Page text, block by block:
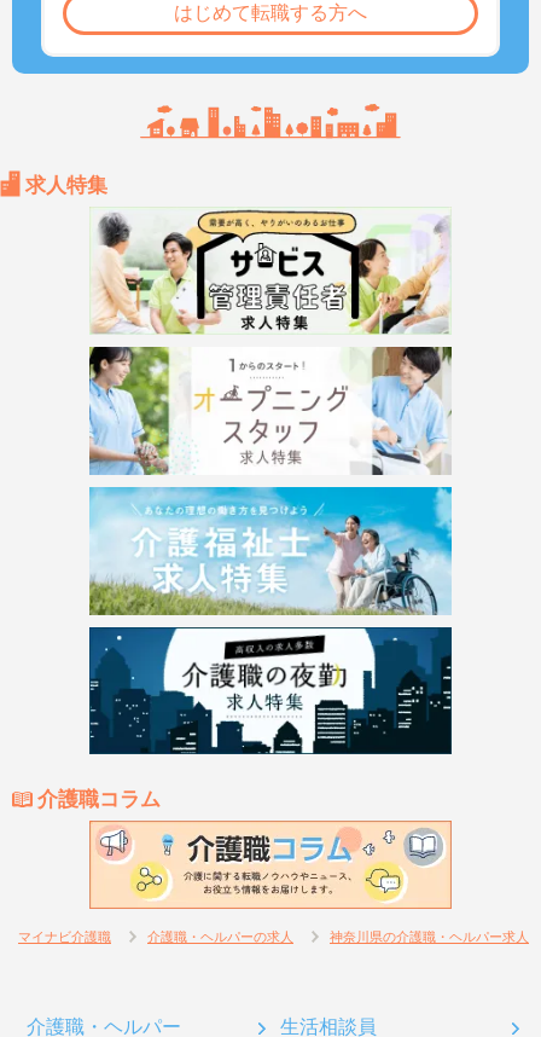
はじめて転職する方へ
求人特集
介護職コラム
マイナビ介護職 介護職・ヘルパーの求人 神奈川県の介護職・ヘルパー求人
介護職・ヘルパー 生活相談員